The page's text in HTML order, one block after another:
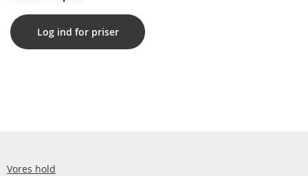
Log ind for priser
Vores hold